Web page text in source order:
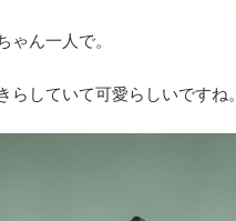
ゃん一人で。
らしていて可愛らしいですね。